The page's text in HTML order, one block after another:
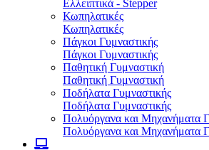
Ελλειπτικά - Stepper
Κωπηλατικές
Κωπηλατικές
Πάγκοι Γυμναστικής
Πάγκοι Γυμναστικής
Παθητική Γυμναστική
Παθητική Γυμναστική
Ποδήλατα Γυμναστικής
Ποδήλατα Γυμναστικής
Πολυόργανα και Μηχανήματα
Πολυόργανα και Μηχανήματα